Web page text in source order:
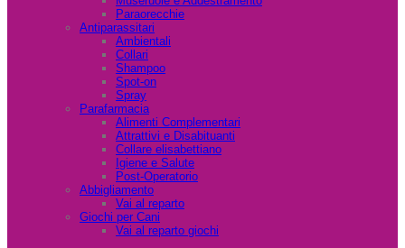
Paraorecchie
Antiparassitari
Ambientali
Collari
Shampoo
Spot-on
Spray
Parafarmacia
Alimenti Complementari
Attrattivi e Disabituanti
Collare elisabettiano
Igiene e Salute
Post-Operatorio
Abbigliamento
Vai al reparto
Giochi per Cani
Vai al reparto giochi